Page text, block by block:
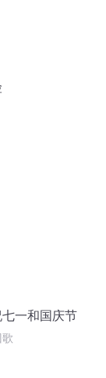
一和国庆节
歌